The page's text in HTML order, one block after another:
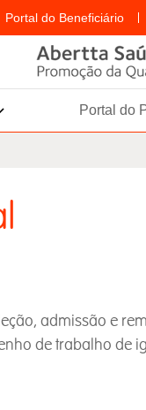
Portal do Beneficiário
Portal do
admissão e
de trabalho de